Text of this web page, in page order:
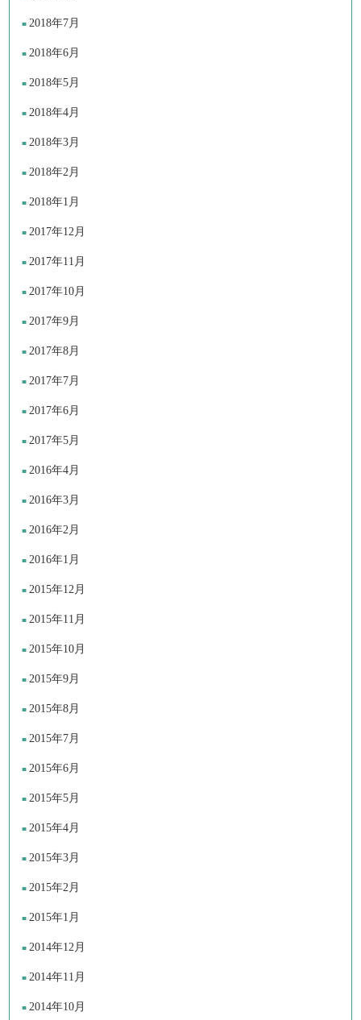
2018年7月
2018年6月
2018年5月
2018年4月
2018年3月
2018年2月
2018年1月
2017年12月
2017年11月
2017年10月
2017年9月
2017年8月
2017年7月
2017年6月
2017年5月
2016年4月
2016年3月
2016年2月
2016年1月
2015年12月
2015年11月
2015年10月
2015年9月
2015年8月
2015年7月
2015年6月
2015年5月
2015年4月
2015年3月
2015年2月
2015年1月
2014年12月
2014年11月
2014年10月